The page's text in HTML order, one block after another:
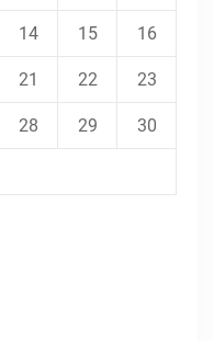
14 15 16
21 22 23
28 29 30